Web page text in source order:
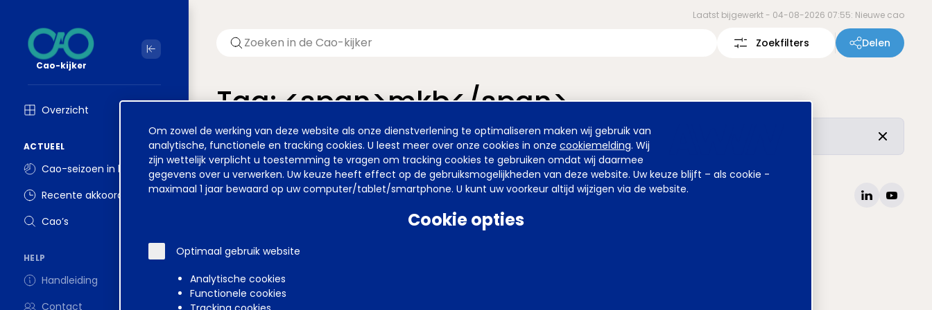
Cookie
melding
Om zowel de werking van deze website als onze dienstverlening te optimaliseren maken wij gebruik van
analytische, functionele en tracking cookies. U leest meer over onze cookies in onze cookiemelding. Wij
zijn wettelijk verplicht u toestemming te vragen om tracking cookies te gebruiken omdat wij daarmee
gegevens over u verwerken. Uw keuze heeft effect op de gebruiksmogelijkheden van deze website. Uw keuze blijft – als cookie -
maximaal 1 jaar bewaard op uw computer/tablet/smartphone. U kunt uw voorkeur altijd wijzigen via de website.
Cookie opties
Optimaal gebruik website
Analytische cookies
Functionele cookies
Cao-kijker
Overzicht
ACTUEEL
Cao-seizoen in beeld
Recente akkoorden
Cao’s
HELP
Handleiding
Contact
Laatst bijgewerkt - 04-08-2026 07:55: Nieuwe cao
Zoekfilters Delen
Tag: <span>mkb</span>
Welkom op vernieuwde pagina van de Cao-kijker. De vormgeving is nieuw, maar de vertrouwde inhoud is ongewijzigd.
Disclaimer VoorwaardenPrivacyTel 070 850 86 00Mail werkgeverslijn@awvn.nlWebsitewww.awvn.nl